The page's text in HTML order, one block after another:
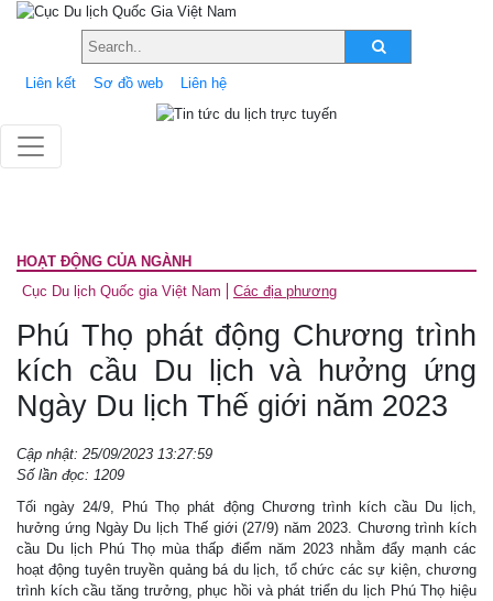
Liên kết Sơ đồ web Liên hệ
HOẠT ĐỘNG CỦA NGÀNH
Cục Du lịch Quốc gia Việt Nam
Các địa phương
Phú Thọ phát động Chương trình
kích cầu Du lịch và hưởng ứng
Ngày Du lịch Thế giới năm 2023
Cập nhật: 25/09/2023 13:27:59
Số lần đọc: 1209
Tối ngày 24/9, Phú Thọ phát động Chương trình kích cầu Du lịch,
hưởng ứng Ngày Du lịch Thế giới (27/9) năm 2023. Chương trình kích
cầu Du lịch Phú Thọ mùa thấp điểm năm 2023 nhằm đẩy mạnh các
hoạt động tuyên truyền quảng bá du lịch, tổ chức các sự kiện, chương
trình kích cầu tăng trưởng, phục hồi và phát triển du lịch Phú Thọ hiệu